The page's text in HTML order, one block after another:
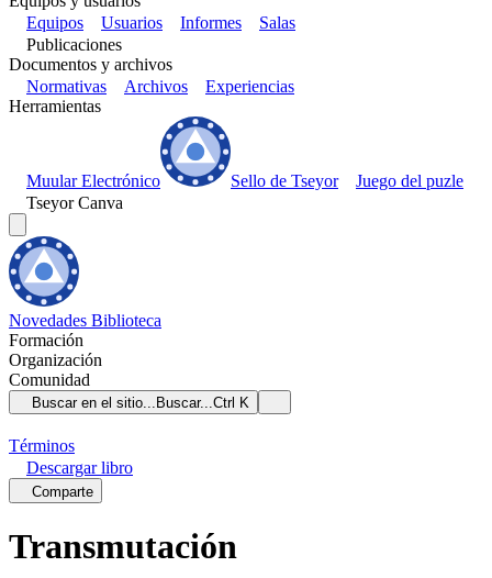
Equipos
Usuarios Informes
Salas
Publicaciones
Documentos y archivos
Normativas
Archivos
Experiencias
Herramientas
Muular Electrónico Sello de Tseyor
Juego del puzle
Tseyor Canva
Novedades Biblioteca
Formación
Organización
Comunidad
Buscar en el sitio... Buscar...Ctrl K
Términos
Descargarlibro
Comparte
Transmutación